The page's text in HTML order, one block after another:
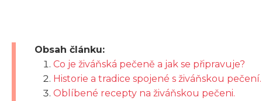
Obsah článku:
Co je živáňská pečeně a jak se připravuje?
Historie a tradice spojené s živáňskou pečení.
Oblíbené recepty na živáňskou pečeni.